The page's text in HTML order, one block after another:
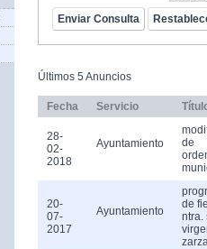
Últimos 5 Anuncios
Fecha Servicio
28-
02-
2018
Ayuntamiento
de
20-
07-
2017
Ayuntamiento
de
ntra.